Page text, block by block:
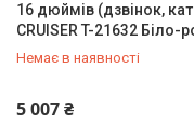
2 4
2+2 11
16 дюймів (дзвінок,
CRUISER T-21632 Біло-
Немає в наявності
5 007 ₴
0 (800) 33-98-35